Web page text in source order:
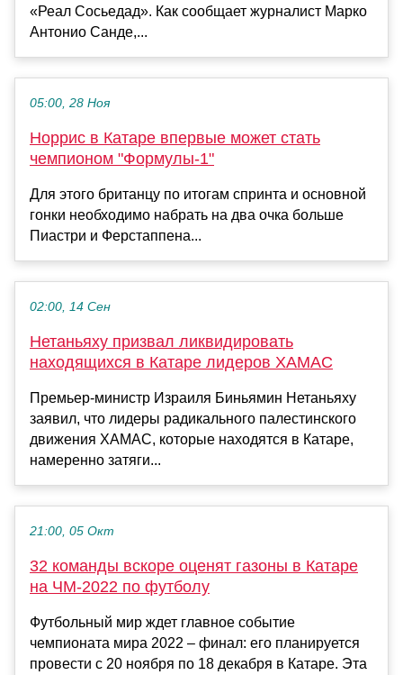
«Реал Сосьедад». Как сообщает журналист Марко
Антонио Санде,...
05:00, 28 Ноя
Норрис в Катаре впервые может стать
чемпионом "Формулы-1"
Для этого британцу по итогам спринта и основной
гонки необходимо набрать на два очка больше
Пиастри и Ферстаппена...
02:00, 14 Сен
Нетаньяху призвал ликвидировать
находящихся в Катаре лидеров ХАМАС
Премьер-министр Израиля Биньямин Нетаньяху
заявил, что лидеры радикального палестинского
движения ХАМАС, которые находятся в Катаре,
намеренно затяги...
21:00, 05 Окт
32 команды вскоре оценят газоны в Катаре
на ЧМ-2022 по футболу
Футбольный мир ждет главное событие
чемпионата мира 2022 – финал: его планируется
провести с 20 ноября по 18 декабря в Катаре. Эта